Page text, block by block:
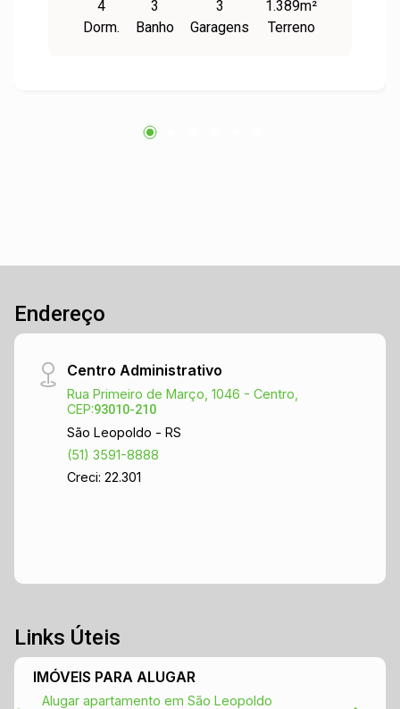
churrasqueira com armário embutido, área de
serviço, depósito, dependência de empregadas.
imóvel possui 3 terrenos, totalizando 1.389,25
4
Dorm.
3
Banho
3
Garagens
1.389m²
Terreno
Endereço
Centro Administrativo
Rua Primeiro de Março, 1046 - Centro,
CEP:93010-210
São Leopoldo - RS
(51) 3591-8888
Creci: 22.301
Links Úteis
IMÓVEIS PARA ALUGAR
Alugar apartamento em São Leopoldo